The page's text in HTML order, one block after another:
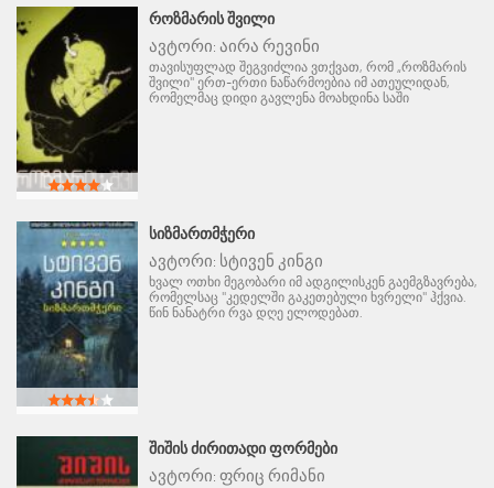
ᲠᲝᲖᲛᲐᲠᲘᲡ ᲨᲕᲘᲚᲘ
ავტორი: აირა რევინი
თავისუფლად შეგვიძლია ვთქვათ, რომ „როზმარის
შვილი" ერთ-ერთი ნაწარმოებია იმ ათეულიდან,
რომელმაც დიდი გავლენა მოახდინა საში
ᲡᲘᲖᲛᲐᲠᲗᲛᲭᲔᲠᲘ
ავტორი: სტივენ კინგი
ხვალ ოთხი მეგობარი იმ ადგილისკენ გაემგზავრება,
რომელსაც "კედელში გაკეთებული ხვრელი" ჰქვია.
წინ ნანატრი რვა დღე ელოდებათ.
ᲨᲘᲨᲘᲡ ᲫᲘᲠᲘᲗᲐᲓᲘ ᲤᲝᲠᲛᲔᲑᲘ
ავტორი: ფრიც რიმანი